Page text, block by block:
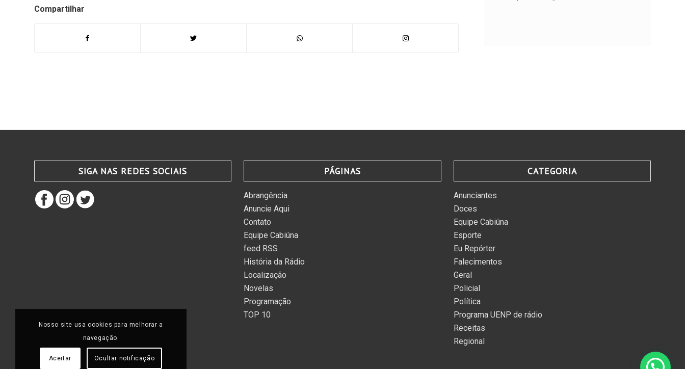
Compartilhar
SIGA NAS REDES SOCIAIS PÁGINAS
Abrangência
Anuncie Aqui
Contato
Equipe Cabiúna
feed RSS
História da Rádio
Localização
Novelas
Programação
TOP 10
CATEGORIA
Anunciantes
Doces
Equipe Cabiúna
Esporte
Eu Repórter
Falecimentos
Geral
Policial
Política
Programa UENP de rádio
Receitas
Regional
Nosso site usa cookies para melhorar a
navegação.
Aceitar Ocultar notificação